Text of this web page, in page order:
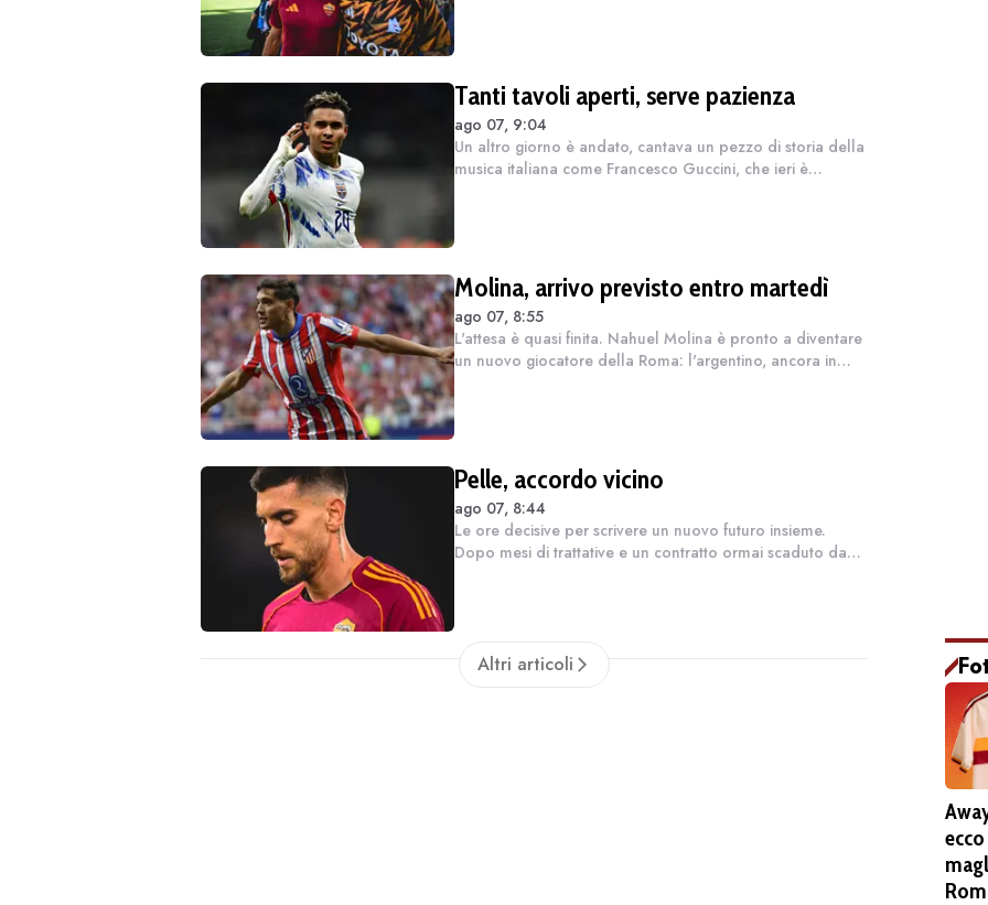
Tanti tavoli aperti, serve pazienza
ago 07, 9:04
Un altro giorno è andato, cantava un pezzo di storia della
musica italiana come Francesco Guccini, che ieri è
Molina, arrivo previsto entro martedì
ago 07, 8:55
L'attesa è quasi finita. Nahuel Molina è pronto a diventare
un nuovo giocatore della Roma: l'argentino, ancora in
Pelle, accordo vicino
ago 07, 8:44
Le ore decisive per scrivere un nuovo futuro insieme.
Dopo mesi di trattative e un contratto ormai scaduto da
Altri articoli